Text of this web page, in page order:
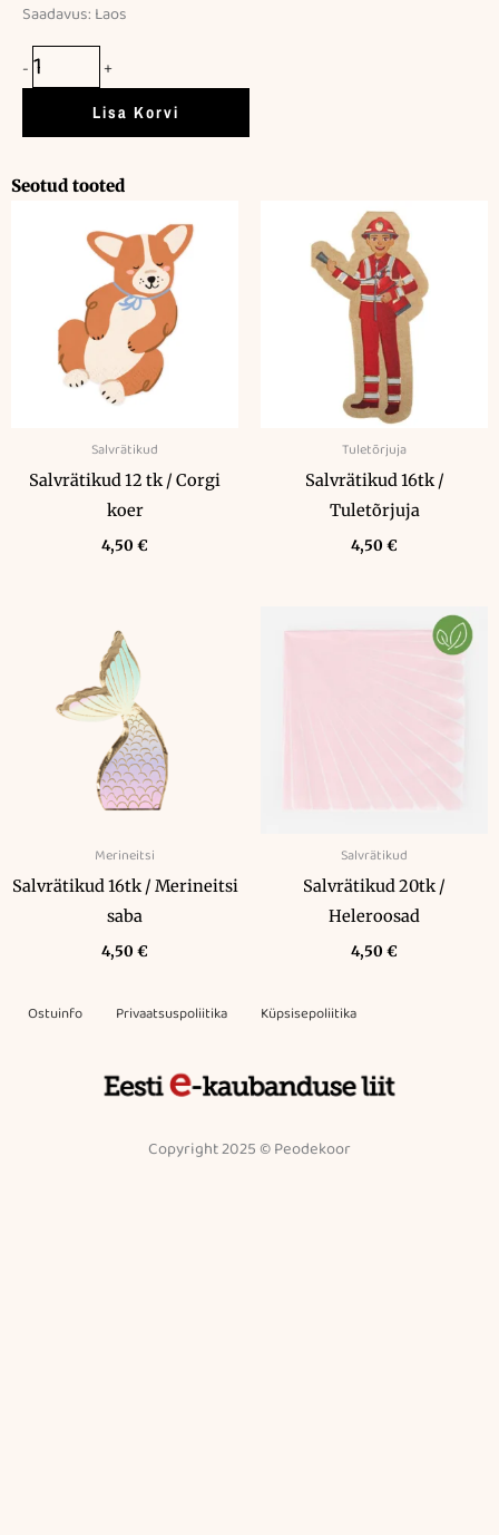
Saadavus: Laos
-
Salvrätikud
20
tk
roosa
kogus
+
Lisa Korvi
Seotud tooted
Salvrätikud
Salvrätikud 12 tk / Corgi
koer
4,50 €
Tuletõrjuja
Salvrätikud 16tk /
Tuletõrjuja
4,50 €
Merineitsi
Salvrätikud 16tk / Merineitsi
saba
4,50 €
Salvrätikud
Salvrätikud 20tk /
Heleroosad
4,50 €
Ostuinfo Privaatsuspoliitika Küpsisepoliitika
Copyright 2025 © Peodekoor